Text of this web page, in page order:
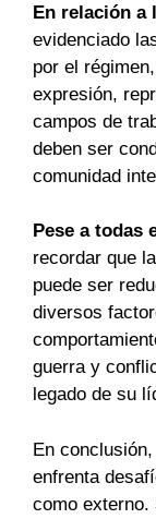
En relación a
evidenciado
por el
expresión,
campos de
deben ser
comunidad
Pese a todas
recordar que
puede ser
diversos
guerra y
legado de su
En
enfrenta
como externo.